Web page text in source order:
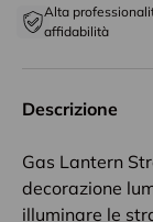
Alta
affidabilità
Descrizione
Gas Lantern
decorazione
illuminare le